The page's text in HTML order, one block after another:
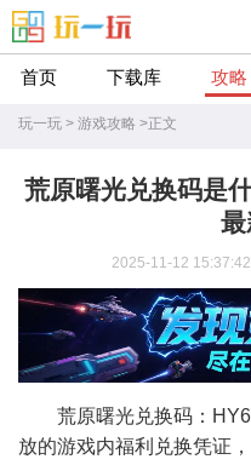
首页 下载库 攻略
玩一玩 > 游戏攻略 >正文
荒原曙光兑换码是
2025-11-12
荒原曙光兑换码：
放的游戏内福利兑换凭证